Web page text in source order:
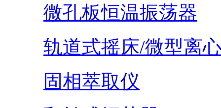
微孔板恒温振荡器
轨道式摇床/微型离
固相萃取仪